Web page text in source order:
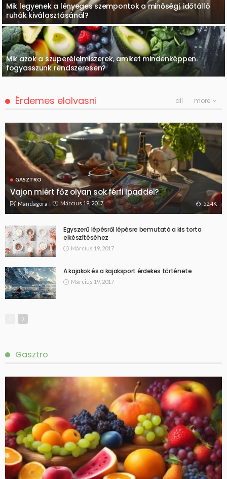
Mik legyenek a lényeges szempontok a minőségi, időtálló
ruhák kiválasztásánál?
Mik azok a szuperélelmiszerek, amiket mindenképpen
fogyasszunk rendszeresen?
Érdemes elolvasni all more
GASZTRO
Vajon miért főz olyan sok férfi Ipaddel?
Mandagora Március 19, 2017 52.4K
Egyszerű lépésről lépésre bemutató a kis torta
elkészítéséhez
Március 19, 2017
A kajakok és a kajaksport érdekes története
Március 19, 2017
Gasztro